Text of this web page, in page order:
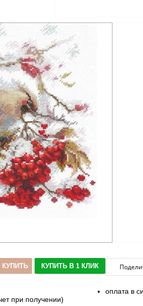
КУПИТЬ КУПИТЬ В 1 КЛИК
оплата в
при получении)